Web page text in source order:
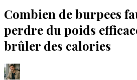
Combien de burpees
perdre du poids
brûler des calories